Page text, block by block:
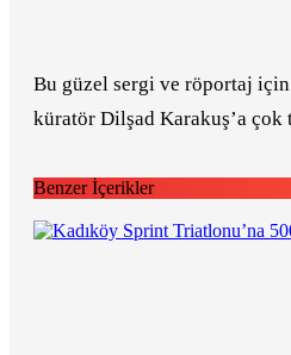
Bu güzel sergi ve röportaj
küratör Dilşad Karakuş’a çok
Benzer İçerikler